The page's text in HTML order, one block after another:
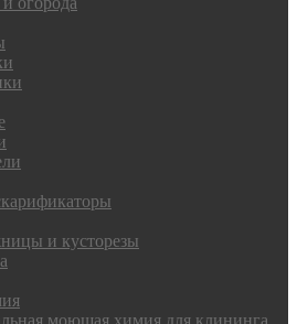
и кусторезы
моющая химия для клининга